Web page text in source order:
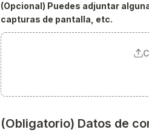
(Opcional) Puedes adjuntar
capturas de pantalla, etc.
(Obligatorio) Datos de